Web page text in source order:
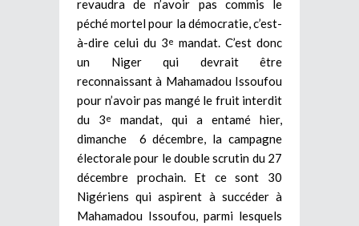
revaudra de n’avoir pas commis le
péché mortel pour la démocratie, c’est-
à-dire celui du 3e mandat. C’est donc
un Niger qui devrait être
reconnaissant à Mahamadou Issoufou
pour n’avoir pas mangé le fruit interdit
du 3e
mandat, qui a entamé hier,
dimanche 6 décembre, la campagne
électorale pour le double scrutin du 27
décembre prochain. Et ce sont 30
Nigériens qui aspirent à succéder à
Mahamadou Issoufou, parmi lesquels